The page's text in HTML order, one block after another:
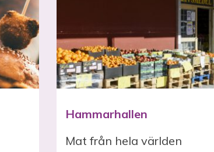
Hammarhallen
Mat från hela världen